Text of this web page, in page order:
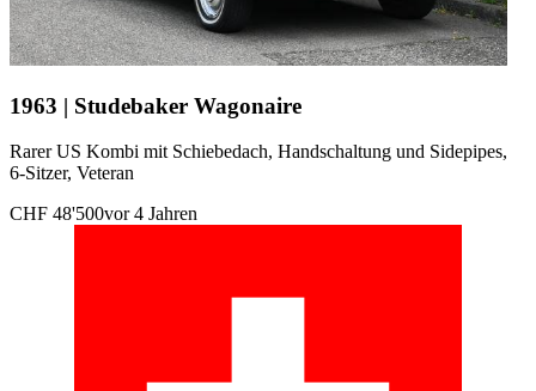
1963 | Studebaker Wagonaire
Rarer US Kombi mit Schiebedach, Handschaltung und Sidepipes,
6-Sitzer, Veteran
CHF 48'500vor 4 Jahren